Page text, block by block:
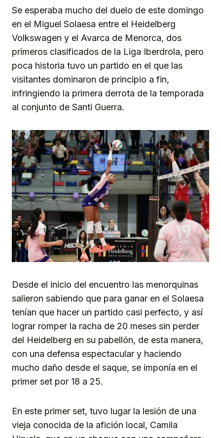
Se esperaba mucho del duelo de este domingo
en el Miguel Solaesa entre el Heidelberg
Volkswagen y el Avarca de Menorca, dos
primeros clasificados de la Liga Iberdrola, pero
poca historia tuvo un partido en el que las
visitantes dominaron de principio a fin,
infringiendo la primera derrota de la temporada
al conjunto de Santi Guerra.
Desde el inicio del encuentro las menorquinas
salieron sabiendo que para ganar en el Solaesa
tenían que hacer un partido casi perfecto, y así
lograr romper la racha de 20 meses sin perder
del Heidelberg en su pabellón, de esta manera,
con una defensa espectacular y haciendo
mucho daño desde el saque, se imponía en el
primer set por 18 a 25.
En este primer set, tuvo lugar la lesión de una
vieja conocida de la afición local, Camila